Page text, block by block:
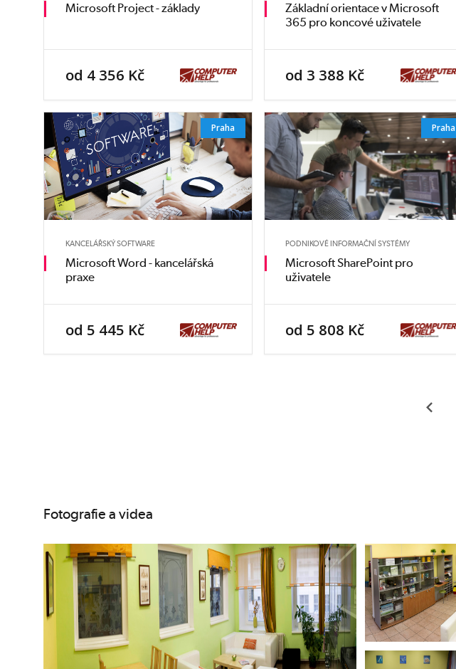
Microsoft Project - základy
od 4 356 Kč
Základní orientace v Microsoft
365 pro koncové uživatele
od 3 388 Kč
Praha
KANCELÁŘSKÝ SOFTWARE
Microsoft Word - kancelářská
praxe
od 5 445 Kč
Praha
PODNIKOVÉ INFORMAČNÍ SYSTÉMY
Microsoft SharePoint pro
uživatele
od 5 808 Kč
Fotografie a videa